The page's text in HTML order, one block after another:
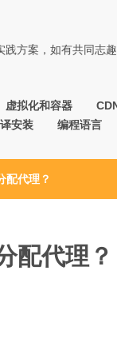
方案，如有共同志
虚拟化和容器
安装
编程语言
配代理？
配代理？